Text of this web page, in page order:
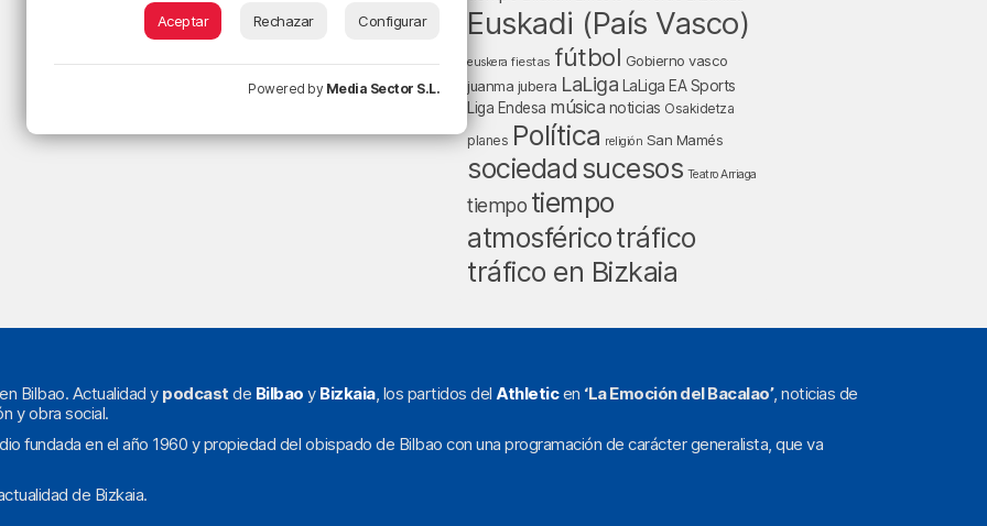
Euskadi (País Vasco)
euskera fiestas fútbol Gobierno vasco
juanma jubera LaLiga LaLiga EA Sports
Liga Endesa música noticias Osakidetza
planes Política religión San Mamés
sociedad sucesos Teatro Arriaga
tiempo tiempo
atmosféricotráfico
tráfico en Bizkaia
Bilbao. Actualidad y podcast de Bilbao y Bizkaia, los partidos del Athleticen ‘La Emoción del Bacalao’, noticias de
y obra social.
fundada en el año 1960 y propiedad del obispado de Bilbao con una programación de carácter generalista, que va
de Bizkaia.
Aceptar Rechazar Configurar
Powered by Media Sector S.L.